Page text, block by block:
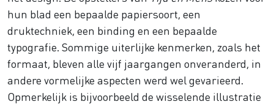
hun blad een bepaalde papiersoort, een
druktechniek, een binding en een bepaalde
typografie. Sommige uiterlijke kenmerken, zoals het
formaat, bleven alle vijf jaargangen onveranderd, in
andere vormelijke aspecten werd wel gevarieerd.
Opmerkelijk is bijvoorbeeld de wisselende illustratie